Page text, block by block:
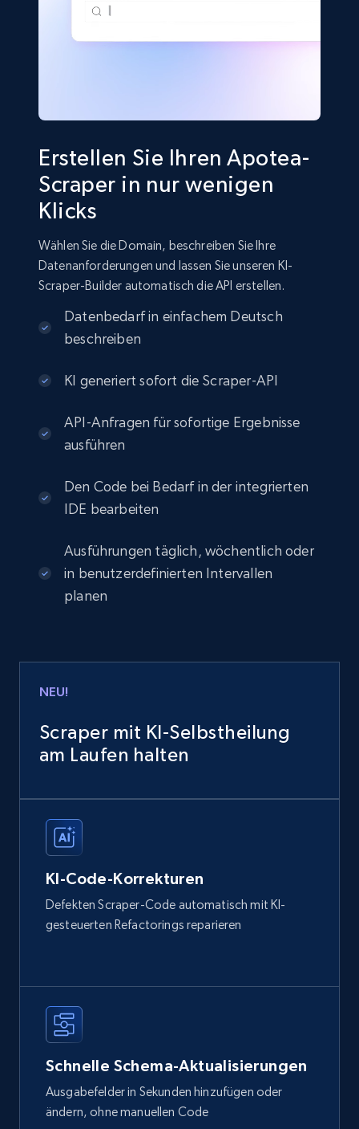
Erstellen Sie Ihren Apotea-
Scraper in nur wenigen
Klicks
Wählen Sie die Domain, beschreiben Sie Ihre
Datenanforderungen und lassen Sie unseren KI-
Scraper-Builder automatisch die API erstellen.
Datenbedarf in einfachem Deutsch
beschreiben
KI generiert sofort die Scraper-API
API-Anfragen für sofortige Ergebnisse
ausführen
Den Code bei Bedarf in der integrierten
IDE bearbeiten
Ausführungen täglich, wöchentlich oder
in benutzerdefinierten Intervallen
planen
NEU!
Scraper mit KI-Selbstheilung
am Laufen halten
KI-Code-Korrekturen
Defekten Scraper-Code automatisch mit KI-
gesteuerten Refactorings reparieren
Schnelle Schema-Aktualisierungen
Ausgabefelder in Sekunden hinzufügen oder
ändern, ohne manuellen Code